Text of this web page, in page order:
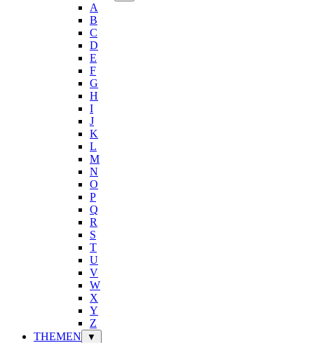
A
B
C
D
E
F
G
H
I
J
K
L
M
N
O
P
Q
R
S
T
U
V
W
X
Y
Z
THEMEN
▼